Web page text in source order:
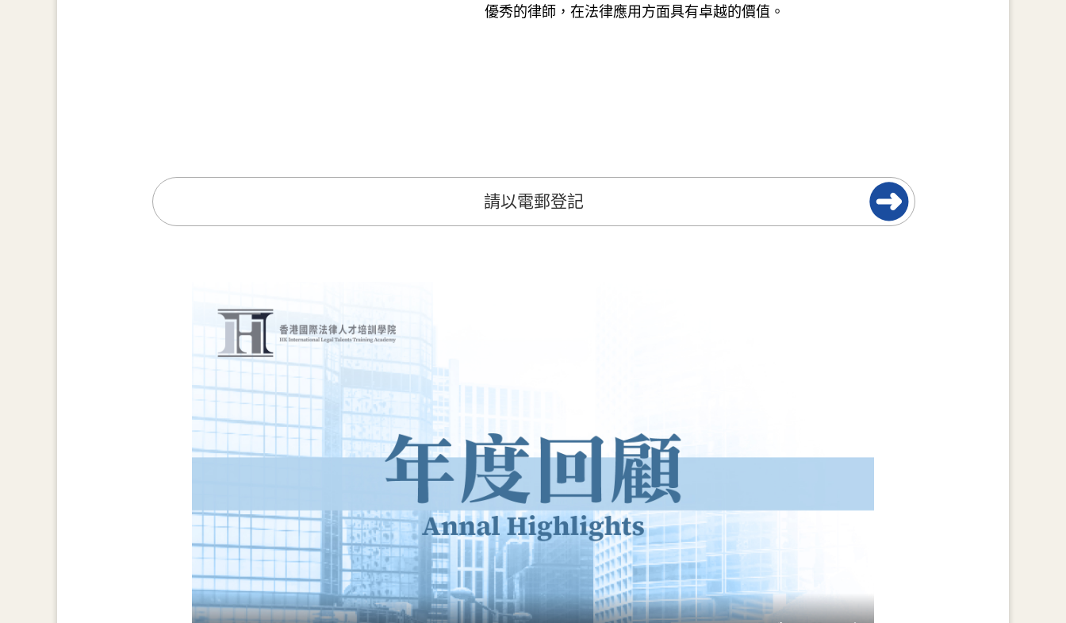
優秀的律師，在法律應用方面具有卓越的價值。